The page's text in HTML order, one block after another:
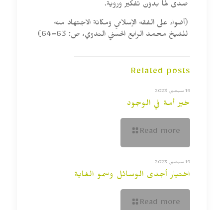
صدى لها بدون تفكير وروية.
(أضواء على الفقه الإسلامي ومكانة الاجتهاد منه
للشيخ محمد الرابع الحسني الندوي، ص: 63–64)
Related posts
19 سبتمبر, 2023
خير أمة في الوجود
Read more
19 سبتمبر, 2023
اختيار أجدى الوسائل وسمو الغاية
Read more